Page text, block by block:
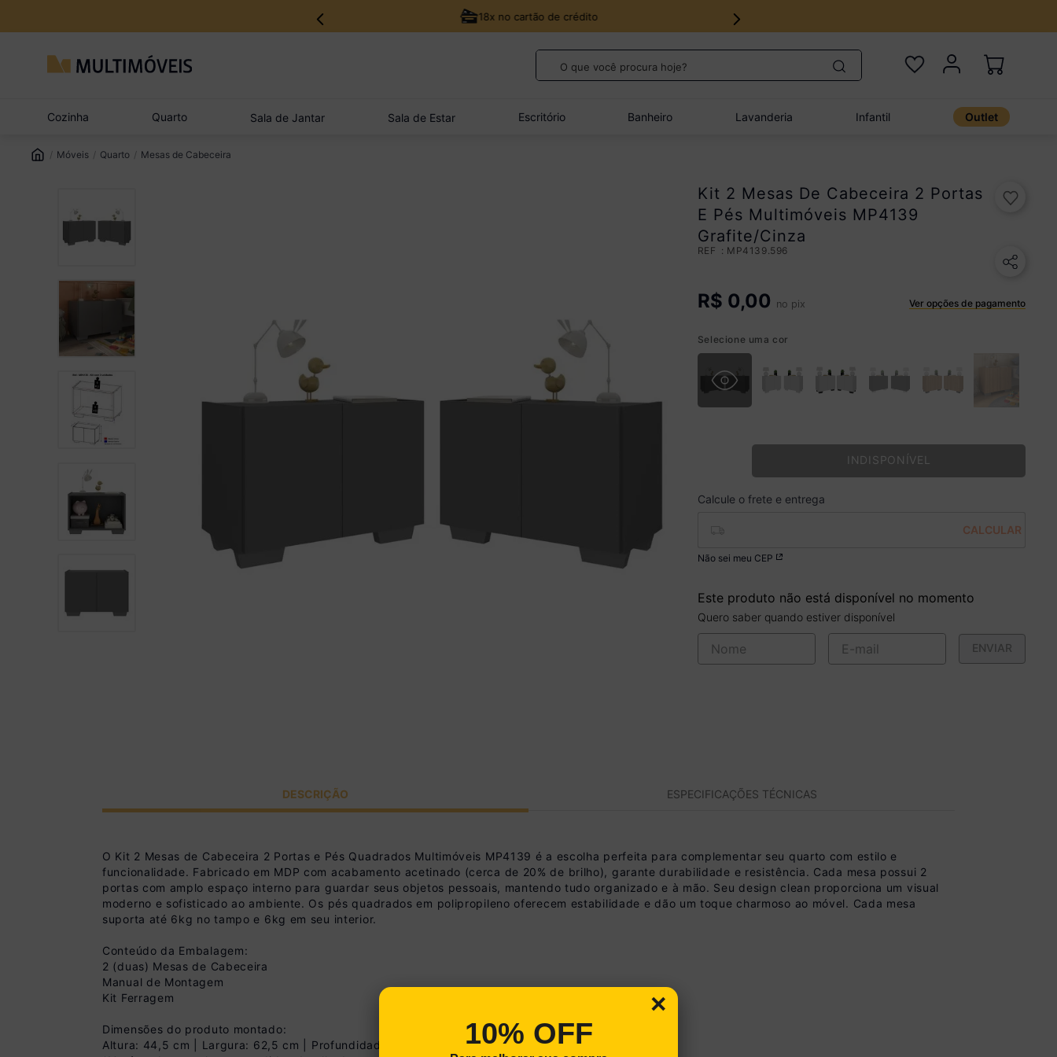
18x no cartão de crédito
O que você procura hoje?
Cozinha Quarto Sala de Jantar Sala de Estar Escritório Banheiro Lavanderia Infantil Outlet
Móveis Quarto Mesas de Cabeceira
Kit 2 Mesas De Cabeceira 2 Portas
E Pés Multimóveis MP4139
Grafite/Cinza
: MP4139.596
R$ 0,00 no pix Ver opções de pagamento
Selecione uma cor
INDISPONÍVEL
Não sei meu CEP
Este produto não está disponível no momento
Quero saber quando estiver disponível
ENVIAR
DESCRIÇÃO ESPECIFICAÇÕES TÉCNICAS
O Kit 2 Mesas de Cabeceira 2 Portas e Pés Quadrados Multimóveis MP4139 é a escolha perfeita para complementar seu quarto com estilo e
funcionalidade. Fabricado em MDP com acabamento acetinado (cerca de 20% de brilho), garante durabilidade e resistência. Cada mesa possui 2
portas com amplo espaço interno para guardar seus objetos pessoais, mantendo tudo organizado e à mão. Seu design clean proporciona um visual
moderno e sofisticado ao ambiente. Os pés quadrados em polipropileno oferecem estabilidade e dão um toque charmoso ao móvel. Cada mesa
suporta até 6kg no tampo e 6kg em seu interior.
Conteúdo da Embalagem:
2 (duas) Mesas de Cabeceira
Manual de Montagem
Kit Ferragem
Dimensões do produto montado:
Altura: 44,5 cm | Largura: 62,5 cm | Profundidade: 31,5 cm
×
10% OFF